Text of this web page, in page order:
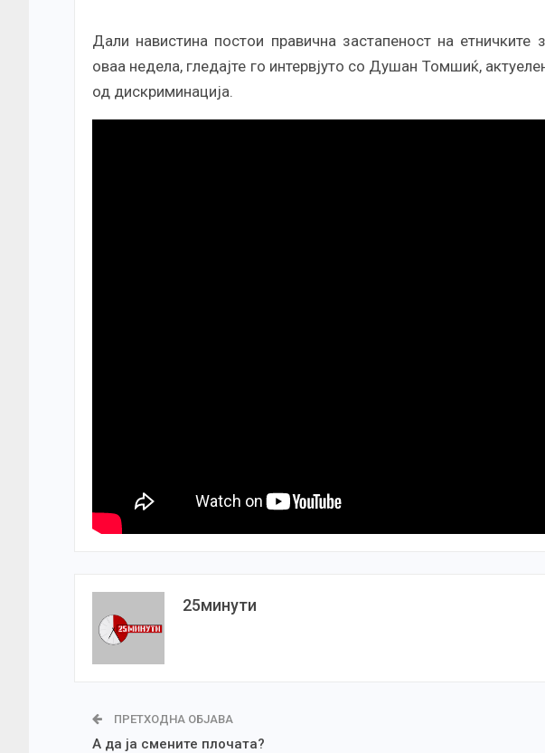
Дали навистина постои правична застапеност на
оваа недела, гледајте го интервјуто со Душан Томшиќ,
од дискриминација.
25минути
ПРЕТХОДНА ОБЈАВА
А да ја смените плочата?